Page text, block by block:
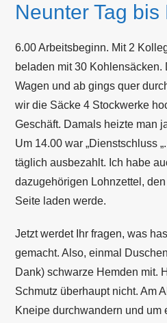
Neunter Tag bis
6.00 Arbeitsbeginn. Mit 2
beladen mit 30 Kohlensäcken.
Wagen und ab gings quer
wir die Säcke 4 Stockwerke
Geschäft. Damals heizte man
Um 14.00 war „Dienstschluss
täglich ausbezahlt. Ich habe
dazugehörigen Lohnzettel,
Seite laden werde.
Jetzt werdet Ihr fragen, was
gemacht. Also, einmal
Dank) schwarze Hemden mit.
Schmutz überhaupt nicht. Am
Kneipe durchwandern und